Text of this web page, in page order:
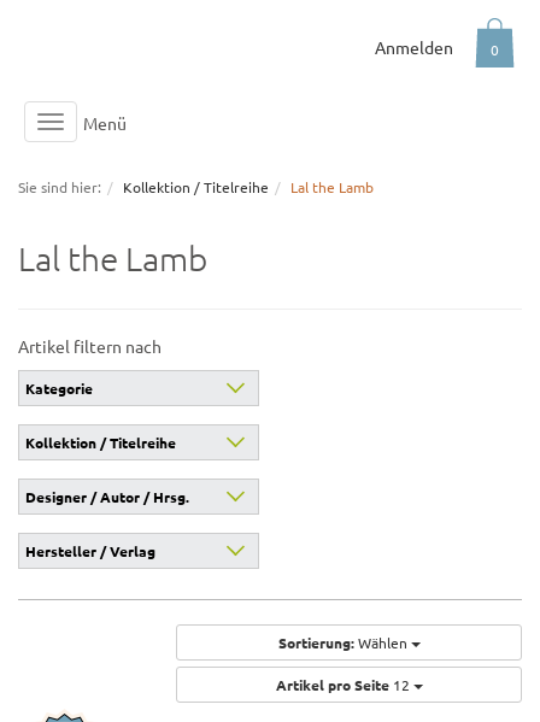
0
Anmelden
Toggle
navigation
Menü
Sie sind hier: Kollektion / Titelreihe Lal the Lamb
Lal the Lamb
Artikel filtern nach
Kategorie
Kollektion / Titelreihe
Designer / Autor / Hrsg.
Hersteller / Verlag
Sortierung: Wählen
Artikel pro Seite 12